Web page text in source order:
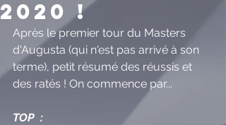
2020 !
Après le premier tour du Masters
d'Augusta (qui n'est pas arrivé à son
terme), petit résumé des réussis et
des ratés ! On commence par...
TOP  :